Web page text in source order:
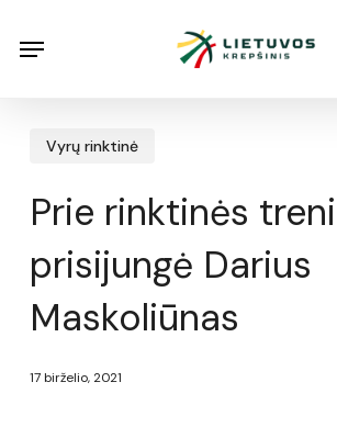
Menu
Vyrų rinktinė
Prie rinktinės
prisijungė Darius
Maskoliūnas
17 birželio, 2021